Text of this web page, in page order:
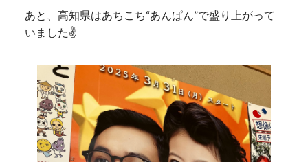
あと、高知県はあちこち“あんぱん”で盛り上がって
いました✌️